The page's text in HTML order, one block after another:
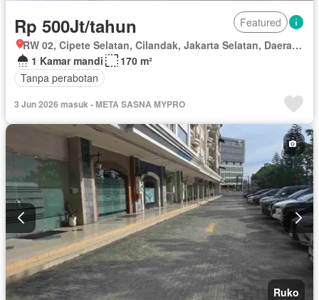
Rp 500Jt/tahun
Featured
RW 02, Cipete Selatan, Cilandak, Jakarta Selatan, Daerah Khusus Ibukota Jakarta
1 Kamar mandi
170 m²
Tanpa perabotan
3 Jun 2026 masuk - META SASNA MYPRO
Ruko